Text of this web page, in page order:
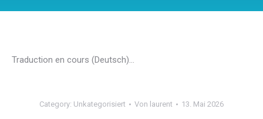
Traduction en cours (Deutsch)…
Category: Unkategorisiert Von laurent 13. Mai 2026